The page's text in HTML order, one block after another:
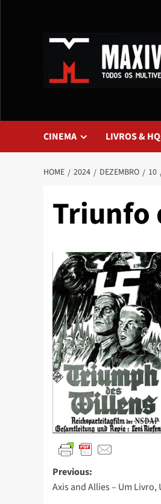
CINEMA LIVROS &
HOME 2024 DEZEMBRO 10
Triunfo
Previous:
Axis and Allies – Um